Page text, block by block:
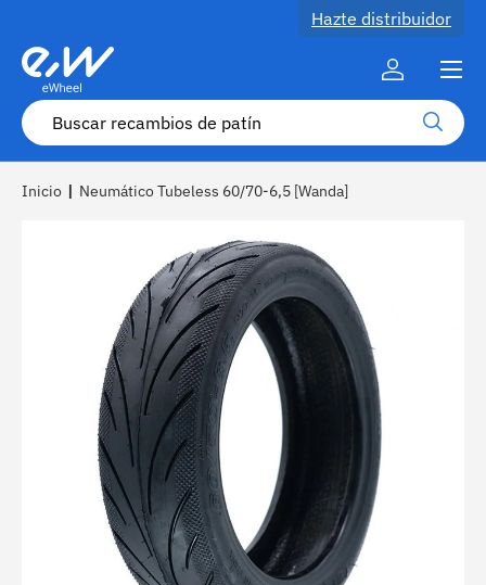
Ir al contenido
Hazte distribuidor
Buscar Buscar
Cuenta
Menú
Inicio | Neumático Tubeless 60/70-6,5 [Wanda]